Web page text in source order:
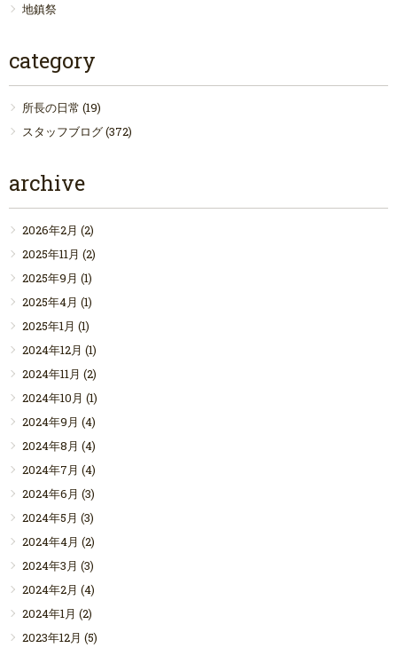
地鎮祭
category
所長の日常 (19)
スタッフブログ(372)
archive
2026年2月 (2)
2025年11月 (2)
2025年9月 (1)
2025年4月 (1)
2025年1月 (1)
2024年12月 (1)
2024年11月 (2)
2024年10月 (1)
2024年9月 (4)
2024年8月 (4)
2024年7月 (4)
2024年6月 (3)
2024年5月 (3)
2024年4月 (2)
2024年3月 (3)
2024年2月 (4)
2024年1月 (2)
2023年12月 (5)